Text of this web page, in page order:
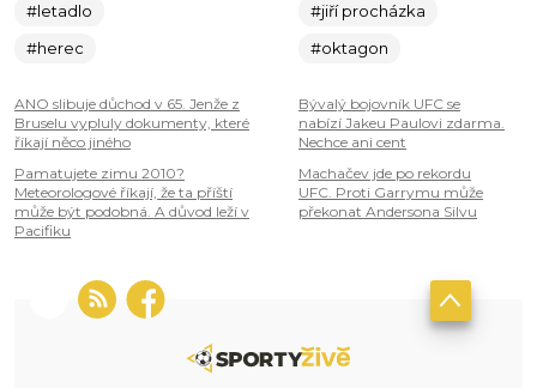
#letadlo
#herec
ANO slibuje důchod v 65. Jenže z
Bruselu vypluly dokumenty, které
říkají něco jiného
Pamatujete zimu 2010?
Meteorologové říkají, že ta příští
může být podobná. A důvod leží v
Pacifiku
#jiří procházka
#oktagon
Bývalý bojovník UFC se
nabízí Jakeu Paulovi zdarma.
Nechce ani cent
Machačev jde po rekordu
UFC. Proti Garrymu může
překonat Andersona Silvu